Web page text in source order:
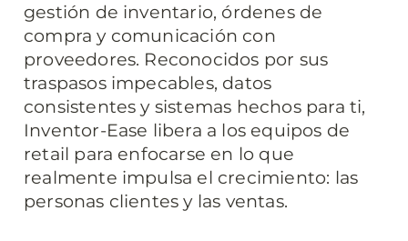
gestión de inventario, órdenes de
compra y comunicación con
proveedores. Reconocidos por sus
traspasos impecables, datos
consistentes y sistemas hechos para ti,
Inventor-Ease libera a los equipos de
retail para enfocarse en lo que
realmente impulsa el crecimiento: las
personas clientes y las ventas.